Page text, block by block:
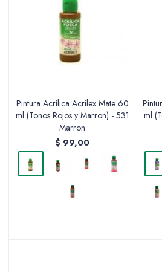
Pintura Acrílica Acrilex Mate 60
ml (Tonos Rojos y Marron) - 531
Marron
$ 99,00
ml
Pinceles